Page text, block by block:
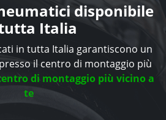
disponibile
Italia
in tutta Italia garantiscono un
il centro di montaggio più
di montaggio più vicino a
te